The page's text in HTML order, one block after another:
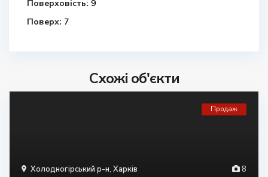
Поверховість: 9
Поверх: 7
Схожі об'єкти
8
Холодногірський р-н, Харків
Продаж